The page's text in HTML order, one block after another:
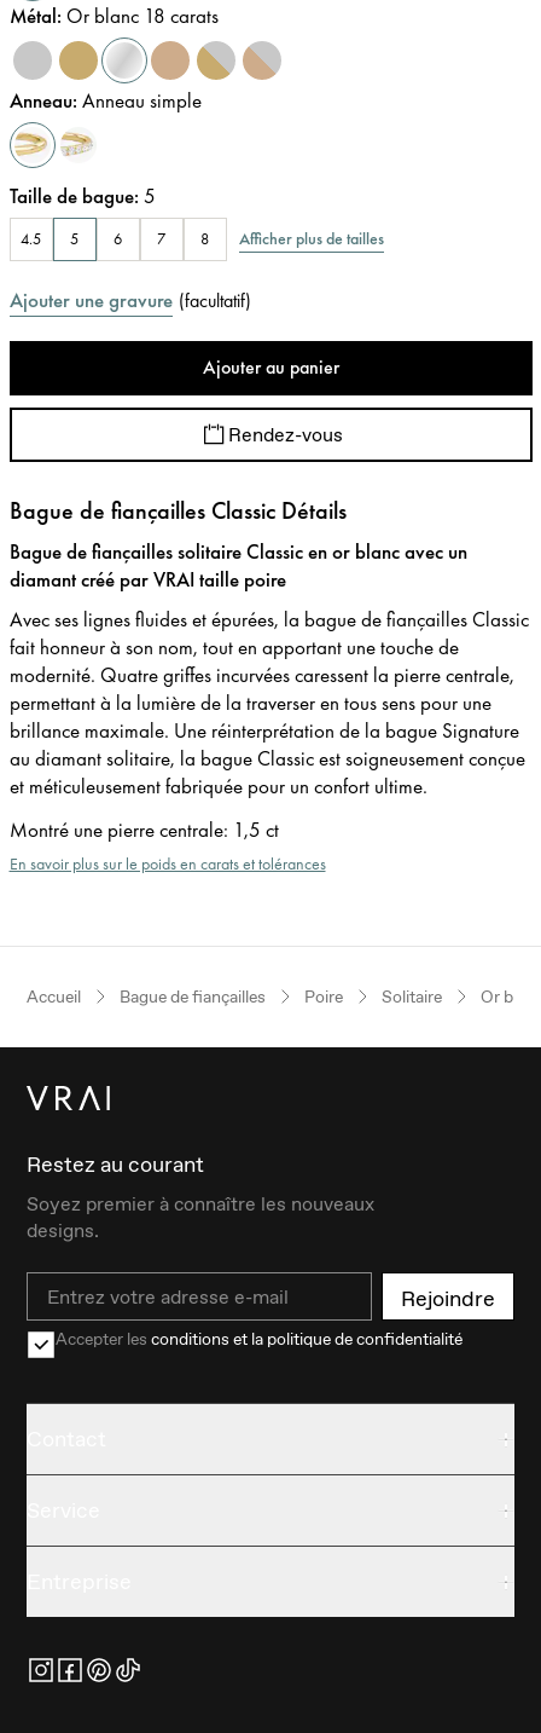
Métal: Or blanc 18 carats
Anneau: Anneau simple
Taille de bague: 5
4.5 5 6 7 8 Afficher plus de tailles
Ajouter une gravure (facultatif)
Ajouter au panier
Rendez-vous
Bague de fiançailles Classic Détails
Bague de fiançailles solitaire Classic en or blanc avec un
diamant créé par VRAI taille poire
Avec ses lignes fluides et épurées, la bague de fiançailles Classic
fait honneur à son nom, tout en apportant une touche de
modernité. Quatre griffes incurvées caressent la pierre centrale,
permettant à la lumière de la traverser en tous sens pour une
brillance maximale. Une réinterprétation de la bague Signature
au diamant solitaire, la bague Classic est soigneusement conçue
et méticuleusement fabriquée pour un confort ultime.
Montré une pierre centrale: 1,5 ct
En savoir plus sur le poids en carats et tolérances
Accueil Bague de fiançailles Poire Solitaire Or
Restez au courant
Soyez premier à connaître les nouveaux
designs.
Email Rejoindre
Accepter lesconditions et la politique de confidentialité